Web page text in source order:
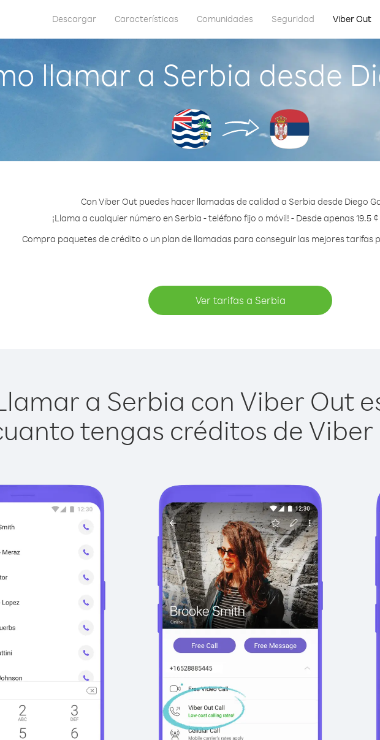
Descargar Características Comunidades Seguridad Viber Out
llamar a Serbia desde
Con Viber Out puedes hacer llamadas de calidad a Serbia desde Diego
¡Llama a cualquier número en Serbia - teléfono fijo o móvil! - Desde apenas 19.5
Compra paquetes de crédito o un plan de llamadas para conseguir las mejores tarifas
Ver tarifas a Serbia
a Serbia con Viber Out
tengas créditos de